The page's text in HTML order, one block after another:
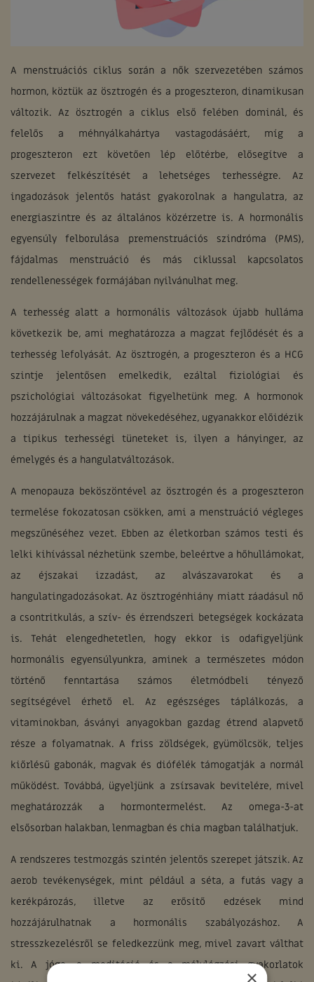
A menstruációs ciklus során a nők szervezetében számos
hormon, köztük az ösztrogén és a progeszteron, dinamikusan
változik. Az ösztrogén a ciklus első felében dominál, és
felelős a méhnyálkahártya vastagodásáért, míg a
progeszteron ezt követően lép előtérbe, elősegítve a
szervezet felkészítését a lehetséges terhességre. Az
ingadozások jelentős hatást gyakorolnak a hangulatra, az
energiaszintre és az általános közérzetre is. A hormonális
egyensúly felborulása premenstruációs szindróma (PMS),
fájdalmas menstruáció és más ciklussal kapcsolatos
rendellenességek formájában nyilvánulhat meg.
A terhesség alatt a hormonális változások újabb hulláma
következik be, ami meghatározza a magzat fejlődését és a
terhesség lefolyását. Az ösztrogén, a progeszteron és a HCG
szintje jelentősen emelkedik, ezáltal fiziológiai és
pszichológiai változásokat figyelhetünk meg. A hormonok
hozzájárulnak a magzat növekedéséhez, ugyanakkor előidézik
a tipikus terhességi tüneteket is, ilyen a hányinger, az
émelygés és a hangulatváltozások.
A menopauza beköszöntével az ösztrogén és a progeszteron
termelése fokozatosan csökken, ami a menstruáció végleges
megszűnéséhez vezet. Ebben az életkorban számos testi és
lelki kihívással nézhetünk szembe, beleértve a hőhullámokat,
az éjszakai izzadást, az alvászavarokat és a
hangulatingadozásokat. Az ösztrogénhiány miatt ráadásul nő
a csontritkulás, a szív- és érrendszeri betegségek kockázata
is. Tehát elengedhetetlen, hogy ekkor is odafigyeljünk
hormonális egyensúlyunkra, aminek a természetes módon
történő fenntartása számos életmódbeli tényező
segítségével érhető el. Az egészséges táplálkozás, a
vitaminokban, ásványi anyagokban gazdag étrend alapvető
része a folyamatnak. A friss zöldségek, gyümölcsök, teljes
kiőrlésű gabonák, magvak és diófélék támogatják a normál
működést. Továbbá, ügyeljünk a zsírsavak bevitelére, mivel
meghatározzák a hormontermelést. Az omega-3-at
elsősorban halakban, lenmagban és chia magban találhatjuk.
A rendszeres testmozgás szintén jelentős szerepet játszik. Az
aerob tevékenységek, mint például a séta, a futás vagy a
kerékpározás, illetve az erősítő edzések mind
hozzájárulhatnak a hormonális szabályozáshoz. A
stresszkezelésről se feledkezzünk meg, mivel zavart válthat
ki. A jóga, a meditáció és a mélylégzési gyakorlatok
×